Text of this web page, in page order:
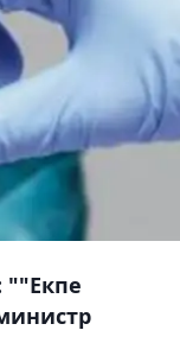
""Екпе